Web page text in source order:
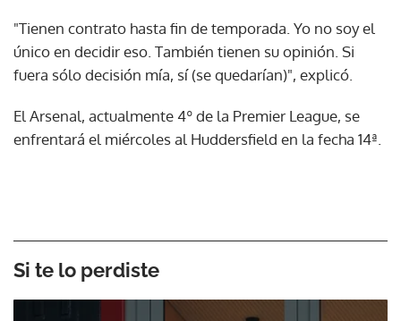
"Tienen contrato hasta fin de temporada. Yo no soy el
único en decidir eso. También tienen su opinión. Si
fuera sólo decisión mía, sí (se quedarían)", explicó.
El Arsenal, actualmente 4º de la Premier League, se
enfrentará el miércoles al Huddersfield en la fecha 14ª.
Si te lo perdiste